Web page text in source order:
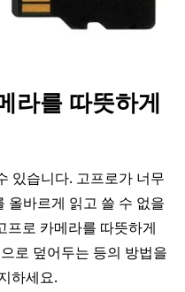
라를 따뜻하게
있습니다. 고프로가 너무
올바르게 읽고 쓸 수 없을
프로 카메라를 따뜻하게
로 덮어두는 등의 방법을
하세요.